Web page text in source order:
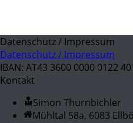
Datenschutz / Impressum
Datenschutz / Impressum
IBAN: AT43 3600 0000 0122
Kontakt
Simon Thurnbichler
Mühltal 58a, 6083